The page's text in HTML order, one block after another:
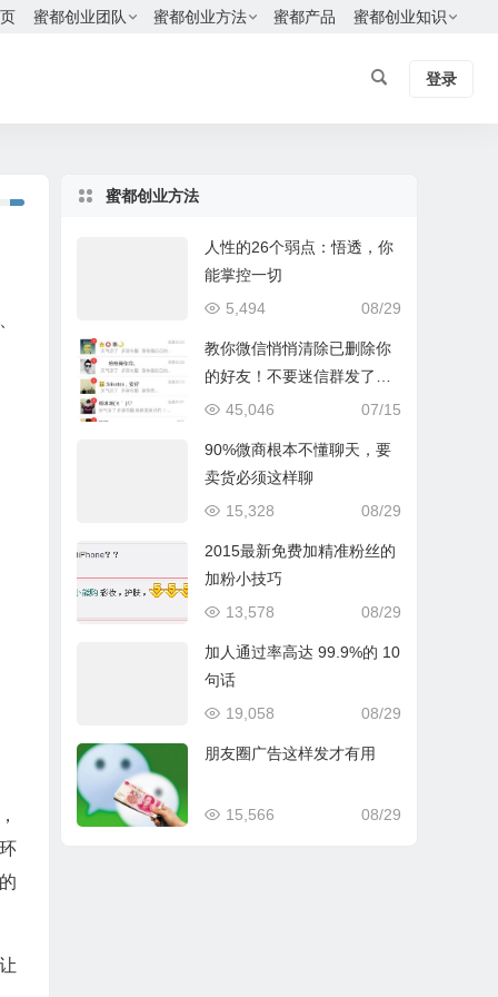
蜜都创业团队 蜜都创业方法 蜜都产品 蜜都创业知识
登录
蜜都创业方法
人性的26个弱点：悟透，你
能掌控一切
08/29
5,494
教你微信悄悄清除已删除你
的好友！不要迷信群发了，
只有我这个方法最有效 07/15
45,046
90%微商根本不懂聊天，要
卖货必须这样聊
08/29
15,328
2015最新免费加精准粉丝的
加粉小技巧
08/29
13,578
加人通过率高达 99.9%的 10
句话
08/29
19,058
朋友圈广告这样发才有用
08/29
15,566